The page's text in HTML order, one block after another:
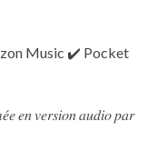
Music ✔️ Pocket
𝑒𝑛 𝑣𝑒𝑟𝑠𝑖𝑜𝑛 𝑎𝑢𝑑𝑖𝑜 𝑝𝑎𝑟